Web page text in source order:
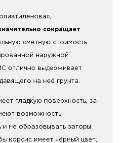
сокращает
сметную стоимость
наружной
отлично выдерживает
на неё грунта.
гладкую поверхность, за
возможность
и не образовывать заторы.
корсис имеет чёрный цвет,